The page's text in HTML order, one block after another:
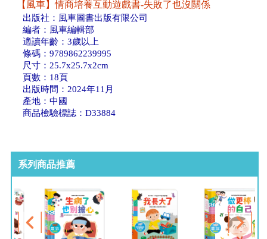
【風車】情商培養互動遊戲書-失敗了也沒關係
出版社：風車圖書出版有限公司
編者：風車編輯部
適讀年齡：3歲以上
條碼：9789862239995
尺寸：25.7x25.7x2cm
頁數：18頁
出版時間：2024年11月
產地：中國
商品檢驗標誌：D33884
系列商品推薦